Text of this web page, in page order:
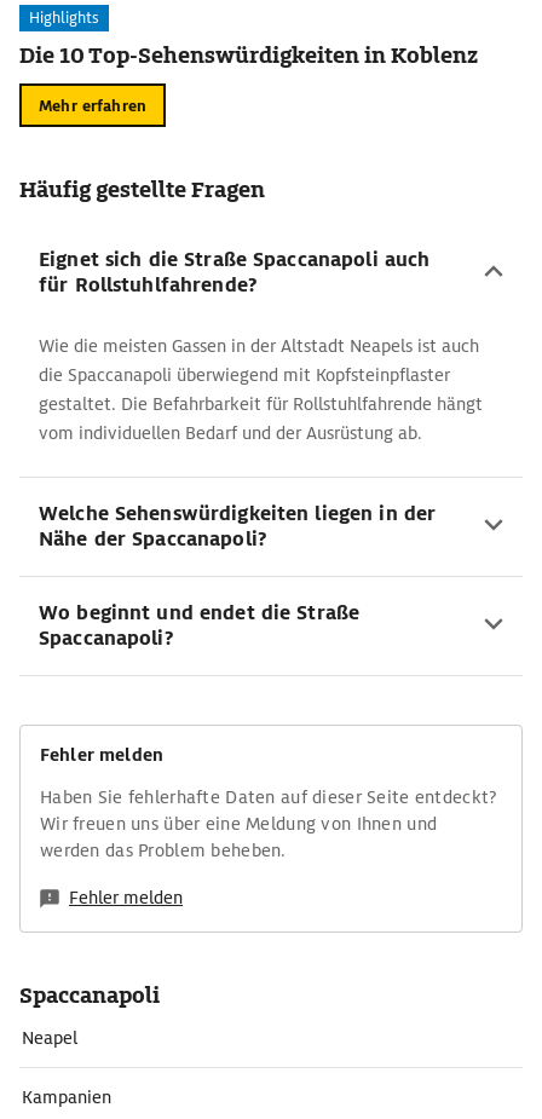
Highlights
Die 10 Top-Sehenswürdigkeiten in Koblenz
Mehr erfahren
Häufig gestellte Fragen
Eignet sich die Straße Spaccanapoli auch
für Rollstuhlfahrende?
Wie die meisten Gassen in der Altstadt Neapels ist auch
die Spaccanapoli überwiegend mit Kopfsteinpflaster
gestaltet. Die Befahrbarkeit für Rollstuhlfahrende hängt
vom individuellen Bedarf und der Ausrüstung ab.
Welche Sehenswürdigkeiten liegen in der
Nähe der Spaccanapoli?
Wo beginnt und endet die Straße
Spaccanapoli?
Fehler melden
Haben Sie fehlerhafte Daten auf dieser Seite entdeckt?
Wir freuen uns über eine Meldung von Ihnen und
werden das Problem beheben.
Fehler melden
Spaccanapoli
Neapel
Kampanien